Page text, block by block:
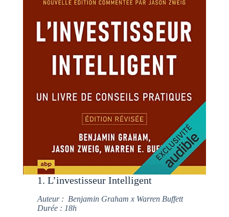
1. L’investisseur Intelligent
Auteur : Benjamin Graham x Warren Buffett
Durée : 18h